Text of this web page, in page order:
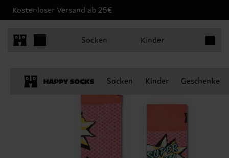
Kostenloser Versand ab 25€
Socken Kinder
Socken Kinder Geschenke